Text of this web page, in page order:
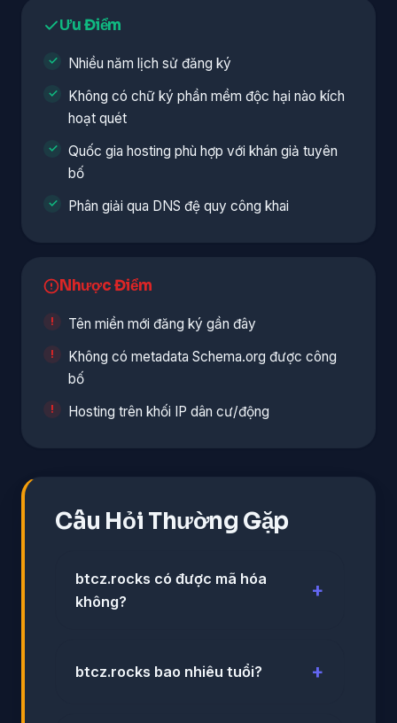
Ưu Điểm
Nhiều năm lịch sử đăng ký
Không có chữ ký phần mềm độc hại nào kích
hoạt quét
Quốc gia hosting phù hợp với khán giả tuyên
bố
Phân giải qua DNS đệ quy công khai
Nhược Điểm
Tên miền mới đăng ký gần đây
Không có metadata Schema.org được công
bố
Hosting trên khối IP dân cư/động
Câu Hỏi Thường Gặp
btcz.rocks có được mã hóa
không?
btcz.rocks bao nhiêu tuổi?